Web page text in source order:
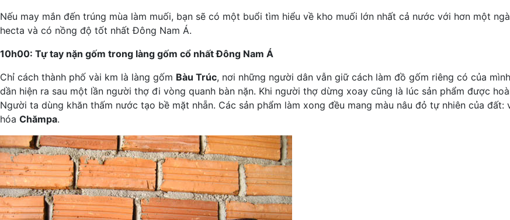
Nếu may mắn đến trúng mùa làm muối, bạn sẽ có một buổi tìm hiểu về kho muối lớn nhất cả nước với hơn một
hecta và có nồng độ tốt nhất Đông Nam Á.
10h00: Tự tay nặn gốm trong làng gốm cổ nhất Đông Nam Á
Chỉ cách thành phố vài km là làng gốm Bàu Trúc, nơi những người dân vẫn giữ cách làm đồ gốm riêng có của
dần hiện ra sau một lần người thợ đi vòng quanh bàn nặn. Khi người thợ dừng xoay cũng là lúc sản phẩm được
Người ta dùng khăn thấm nước tạo bề mặt nhẵn. Các sản phẩm làm xong đều mang màu nâu đỏ tự nhiên của
hóa Chămpa.